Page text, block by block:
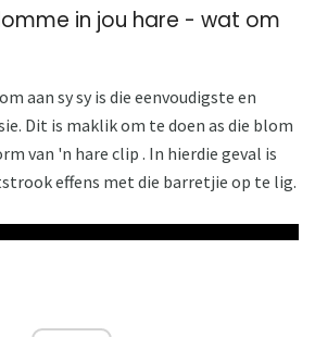
in jou hare - wat om
aan sy sy is die eenvoudigste en
Dit is maklik om te doen as die blom
van 'n hare clip . In hierdie geval is
effens met die barretjie op te lig.